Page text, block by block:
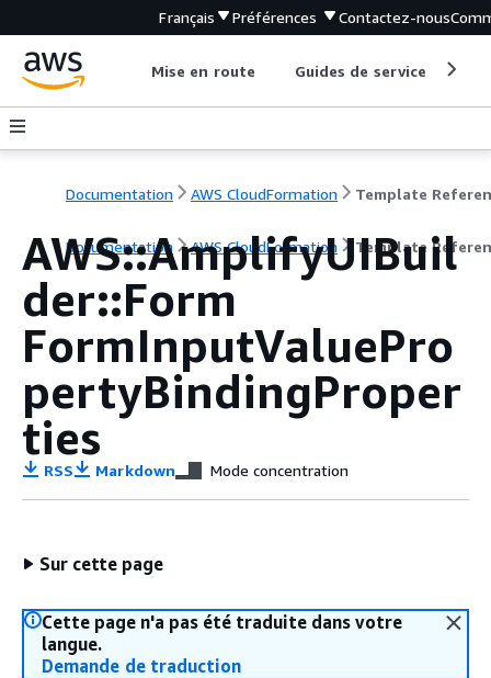
Français Préférences Contactez-nous
Mise en route Guides de service
Documentation AWS CloudFormation Template
Documentation AWS CloudFormation Template
AWS::AmplifyUIBuil
der::Form
FormInputValuePro
pertyBindingProper
ties
RSS Markdown Mode concentration
Sur cette page
Cette page n'a pas été traduite dans votre
langue.
Demande de traduction